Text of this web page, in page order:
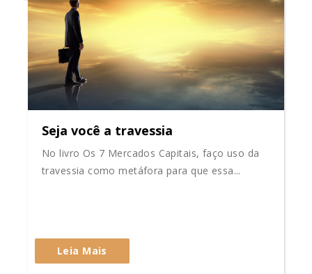
Seja você a travessia
No livro Os 7 Mercados Capitais, faço uso da
travessia como metáfora para que essa...
Leia Mais